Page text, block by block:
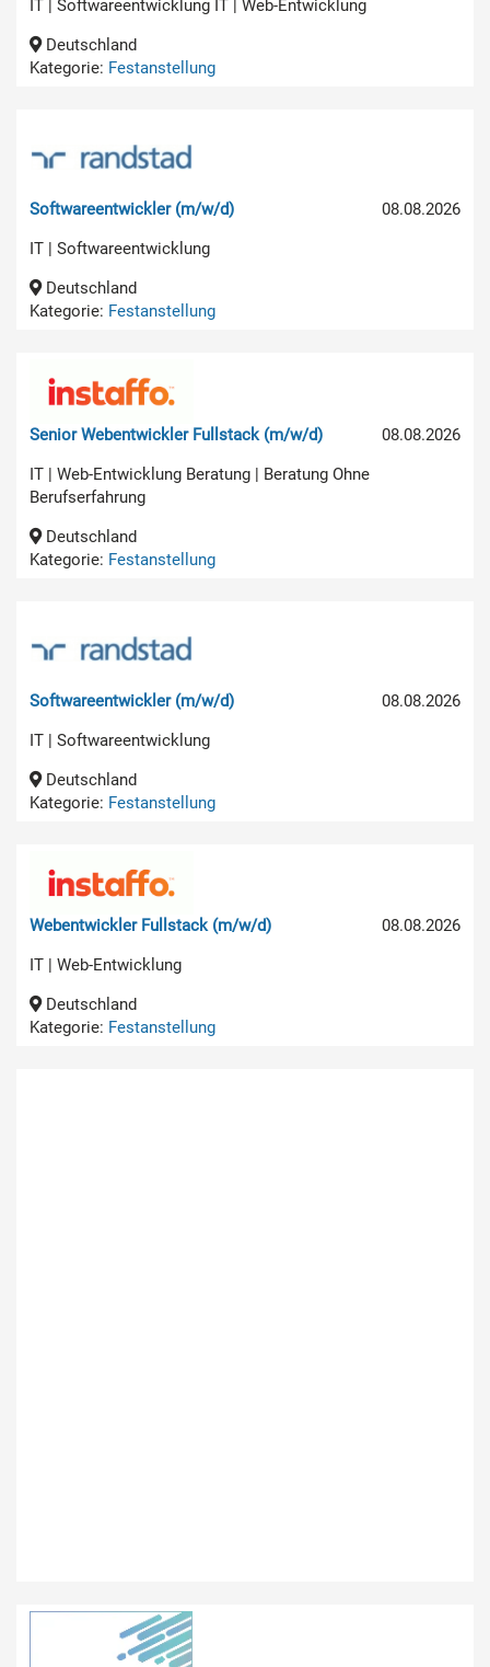
IT | Softwareentwicklung IT | Web-Entwicklung
Deutschland
Kategorie: Festanstellung
08.08.2026
Softwareentwickler (m/w/d)
IT | Softwareentwicklung
Deutschland
Kategorie: Festanstellung
08.08.2026
Senior Webentwickler Fullstack (m/w/d)
IT | Web-Entwicklung Beratung | Beratung Ohne
Berufserfahrung
Deutschland
Kategorie: Festanstellung
08.08.2026
Softwareentwickler (m/w/d)
IT | Softwareentwicklung
Deutschland
Kategorie: Festanstellung
08.08.2026
Webentwickler Fullstack (m/w/d)
IT | Web-Entwicklung
Deutschland
Kategorie: Festanstellung